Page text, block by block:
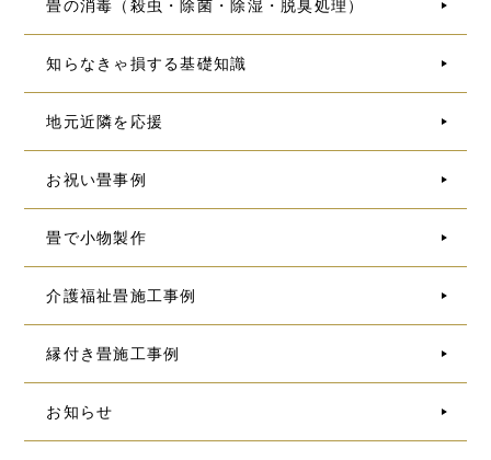
畳の消毒（殺虫・除菌・除湿・脱臭処理）
知らなきゃ損する基礎知識
地元近隣を応援
お祝い畳事例
畳で小物製作
介護福祉畳施工事例
縁付き畳施工事例
お知らせ